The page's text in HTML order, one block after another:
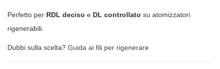
Perfetto per RDL deciso e DL controllato su atomizzatori
rigenerabili.
Dubbi sulla scelta? Guida ai fili per rigenerare